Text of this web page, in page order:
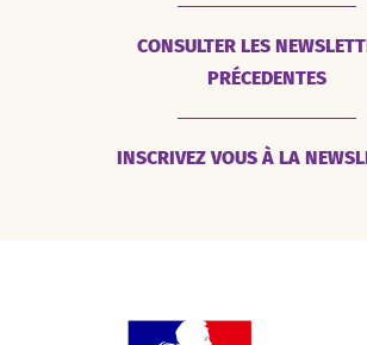
CONSULTER LES
PRÉCEDENTES
INSCRIVEZ VOUS À LA